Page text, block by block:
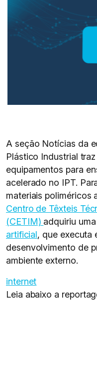
A seção Notícias da
Plástico Industrial
equipamentos para
acelerado no IPT.
materiais poliméricos
Centro de Têxteis
(CETIM) adquiriu uma
artificial, que executa
desenvolvimento de
ambiente externo.
internet
Leia abaixo a